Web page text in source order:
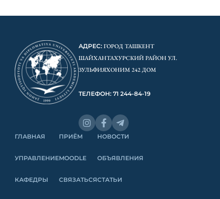
АДРЕС: ГОРОД ТАШКЕНТ
ШАЙХАНТАХУРСКИЙ РАЙОН УЛ.
ЗУЛЬФИЯХОНИМ 242 ДОМ
ТЕЛЕФОН: 71 244-84-19
ГЛАВНАЯ
УПРАВЛЕНИЕ
КАФЕДРЫ
ПРИЁМ
MOODLE
СВЯЗАТЬСЯ
НОВОСТИ
ОБЪЯВЛЕНИЯ
СТАТЬИ